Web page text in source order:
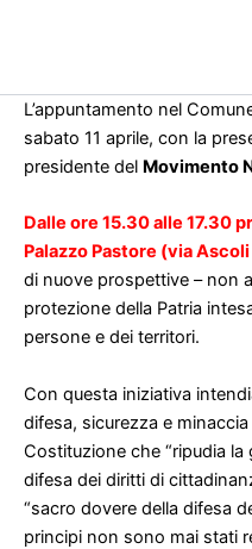
L’appuntamento nel
sabato 11 aprile, con la
presidente del Movimento
Dalle ore 15.30 alle 17.30
Palazzo Pastore (via Ascoli
di nuove prospettive – non
protezione della Patria
persone e dei territori.
Con questa iniziativa
difesa, sicurezza e
Costituzione che “ripudia la
difesa dei diritti di
“sacro dovere della difesa
principi non sono mai stati